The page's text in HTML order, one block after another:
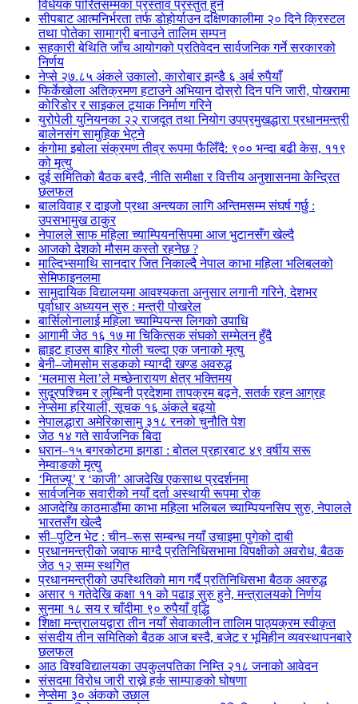
विधेयक पारितसम्मका प्रस्ताव प्रस्तुत हुने
सीपबाट आत्मनिर्भरता तर्फ डोहोर्याउन दक्षिणकालीमा २० दिने क्रिस्टल
तथा पोतेका सामाग्री बनाउने तालिम सम्पन
सहकारी बेथिति जाँच आयोगको प्रतिवेदन सार्वजनिक गर्ने सरकारको
निर्णय
नेप्से २७.८५ अंकले उकालो, कारोबार झन्डै ६ अर्ब रुपैयाँ
फिर्केखोला अतिक्रमण हटाउने अभियान दोस्रो दिन पनि जारी, पोखरामा
कोरिडोर र साइकल ट्र्याक निर्माण गरिने
युरोपेली युनियनका २२ राजदूत तथा नियोग उपप्रमुखद्धारा प्रधानमन्त्री
बालेनसंग सामुहिक भेट्ने
कंगोमा इबोला संक्रमण तीव्र रूपमा फैलिँदै: ९०० भन्दा बढी केस, ११९
को मृत्यु
दुई समितिको बैठक बस्दै, नीति समीक्षा र वित्तीय अनुशासनमा केन्द्रित
छलफल
बालविवाह र दाइजो प्रथा अन्त्यका लागि अन्तिमसम्म संघर्ष गर्छु :
उपसभामुख ठाकुर
नेपालले साफ महिला च्याम्पियनसिपमा आज भुटानसँग खेल्दै
आजको देशको मौसम कस्तो रहनेछ ?
माल्दिभ्समाथि सानदार जित निकाल्दै नेपाल काभा महिला भलिबलको
सेमिफाइनलमा
सामुदायिक विद्यालयमा आवश्यकता अनुसार लगानी गरिने, देशभर
पूर्वाधार अध्ययन सुरु : मन्त्री पोखरेल
बार्सिलोनालाई महिला च्याम्पियन्स लिगको उपाधि
आगामी जेठ १६ १७ मा चिकित्सक संघको सम्मेलन हुँदै
ह्वाइट हाउस बाहिर गोली चल्दा एक जनाको मृत्यु
बेनी–जोमसोम सडकको म्याग्दी खण्ड अवरुद्ध
‘मलमास मेला’ले मच्छेनारायण क्षेत्र भक्तिमय
सुदूरपश्चिम र लुम्बिनी प्रदेशमा तापक्रम बढ्ने, सतर्क रहन आग्रह
नेप्सेमा हरियाली, सूचक १६ अंकले बढ्यो
नेपालद्धारा अमेरिकासामु ३१८ रनको चुनौति पेश
जेठ १४ गते सार्वजनिक बिदा
धरान–१५ बगरकोटमा झगडा : बोतल प्रहारबाट ४९ वर्षीय सरू
नेम्वाङको मृत्यु
‘मितज्यू’ र ‘काजी’ आजदेखि एकसाथ प्रदर्शनमा
सार्वजनिक सवारीको नयाँ दर्ता अस्थायी रूपमा रोक
आजदेखि काठमाडौंमा काभा महिला भलिबल च्याम्पियनसिप सुरु, नेपालले
भारतसँग खेल्दै
सी–पुटिन भेट : चीन–रूस सम्बन्ध नयाँ उचाइमा पुगेको दाबी
प्रधानमन्त्रीको जवाफ माग्दै प्रतिनिधिसभामा विपक्षीको अवरोध, बैठक
जेठ १२ सम्म स्थगित
प्रधानमन्त्रीको उपस्थितिको माग गर्दै प्रतिनिधिसभा बैठक अवरुद्ध
असार १ गतेदेखि कक्षा ११ को पढाइ सुरु हुने, मन्त्रालयको निर्णय
सुनमा १८ सय र चाँदीमा ९० रुपैयाँ वृद्धि
शिक्षा मन्त्रालयद्वारा तीन नयाँ सेवाकालीन तालिम पाठ्यक्रम स्वीकृत
संसदीय तीन समितिको बैठक आज बस्दै, बजेट र भूमिहीन व्यवस्थापनबारे
छलफल
आठ विश्वविद्यालयका उपकुलपतिका निम्ति २१८ जनाको आवेदन
संसदमा विरोध जारी राख्ने हर्क साम्पाङको घोषणा
नेप्सेमा ३० अंकको उछाल